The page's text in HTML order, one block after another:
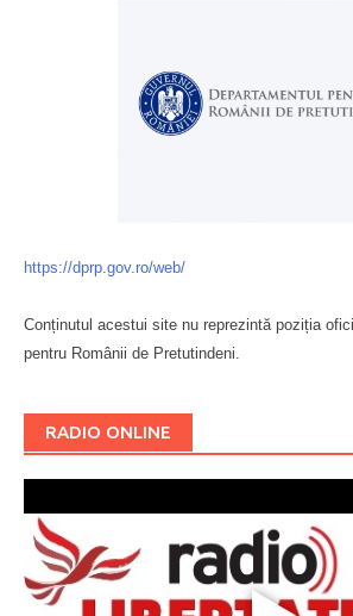
https://dprp.gov.ro/web/
Conținutul acestui site nu reprezintă poziția
pentru Românii de Pretutindeni.
RADIO ONLINE